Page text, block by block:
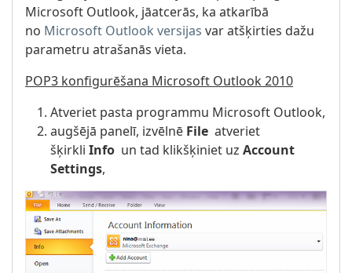
Microsoft Outlook, jāatcerās, ka atkarībā
no Microsoft Outlook versijas var atšķirties dažu
parametru atrašanās vieta.
POP3 konfigurēšana Microsoft Outlook 2010
Atveriet pasta programmu Microsoft Outlook,
augšējā panelī, izvēlnē File atveriet
šķirkli Info un tad klikšķiniet uz Account
Settings,